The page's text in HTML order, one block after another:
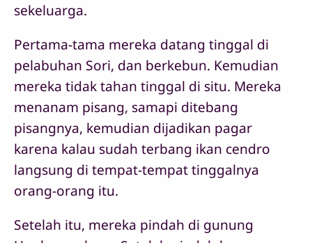
sekeluarga.
Pertama-tama mereka datang tinggal di
pelabuhan Sori, dan berkebun. Kemudian
mereka tidak tahan tinggal di situ. Mereka
menanam pisang, samapi ditebang
pisangnya, kemudian dijadikan pagar
karena kalau sudah terbang ikan cendro
langsung di tempat-tempat tinggalnya
orang-orang itu.
Setelah itu, mereka pindah di gunung